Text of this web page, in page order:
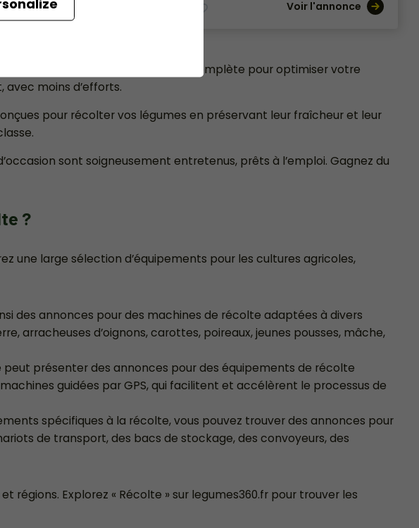
Voir l'annonce Voir l'annonce
vous offrent ainsi une solution complète pour optimiser votre
avec moins d’efforts.
pour récolter vos légumes en préservant leur fraîcheur et leur
sont soigneusement entretenus, prêts à l’emploi. Gagnez du
?
une large sélection d’équipements pour les cultures agricoles,
des annonces pour des machines de récolte adaptées à divers
arracheuses d’oignons, carottes, poireaux, jeunes pousses, mâche,
présenter des annonces pour des équipements de récolte
guidées par GPS, qui facilitent et accélèrent le processus de
spécifiques à la récolte, vous pouvez trouver des annonces pour
de transport, des bacs de stockage, des convoyeurs, des
régions. Explorez « Récolte » sur legumes360.fr pour trouver les